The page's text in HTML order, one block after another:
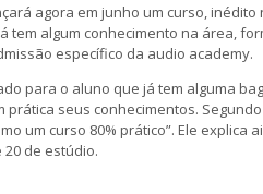
agora em junho um curso, inédito
tem algum conhecimento na área,
específico da audio academy.
para o aluno que já tem alguma
prática seus conhecimentos.
um curso 80% prático”. Ele explica
de estúdio.